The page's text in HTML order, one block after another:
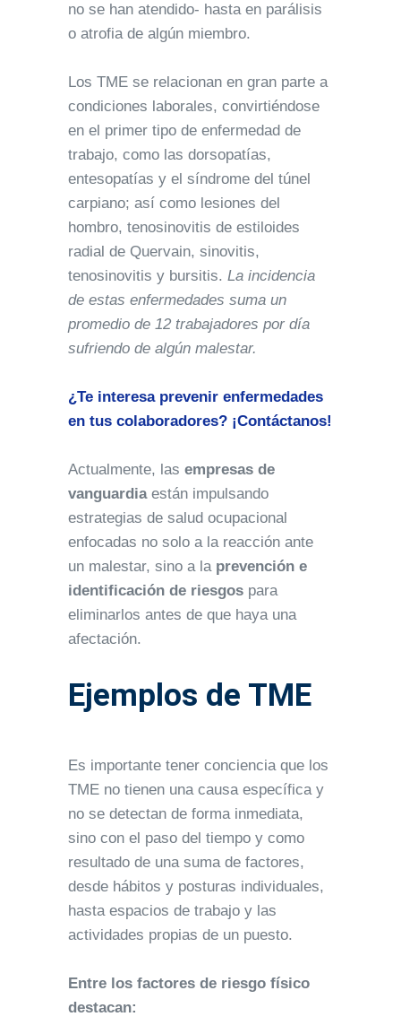
no se han atendido- hasta en parálisis
o atrofia de algún miembro.
Los TME se relacionan en gran parte a
condiciones laborales, convirtiéndose
en el primer tipo de enfermedad de
trabajo, como las dorsopatías,
entesopatías y el síndrome del túnel
carpiano; así como lesiones del
hombro, tenosinovitis de estiloides
radial de Quervain, sinovitis,
tenosinovitis y bursitis. La incidencia
de estas enfermedades suma un
promedio de 12 trabajadores por día
sufriendo de algún malestar.
¿Te interesa prevenir enfermedades
en tus colaboradores? ¡Contáctanos!
Actualmente, las empresas de
vanguardiaestán impulsando
estrategias de salud ocupacional
enfocadas no solo a la reacción ante
un malestar, sino a la prevención e
identificación de riesgos para
eliminarlos antes de que haya una
afectación.
Ejemplos de TME
Es importante tener conciencia que los
TME no tienen una causa específica y
no se detectan de forma inmediata,
sino con el paso del tiempo y como
resultado de una suma de factores,
desde hábitos y posturas individuales,
hasta espacios de trabajo y las
actividades propias de un puesto.
Entre los factores de riesgo físico
destacan: